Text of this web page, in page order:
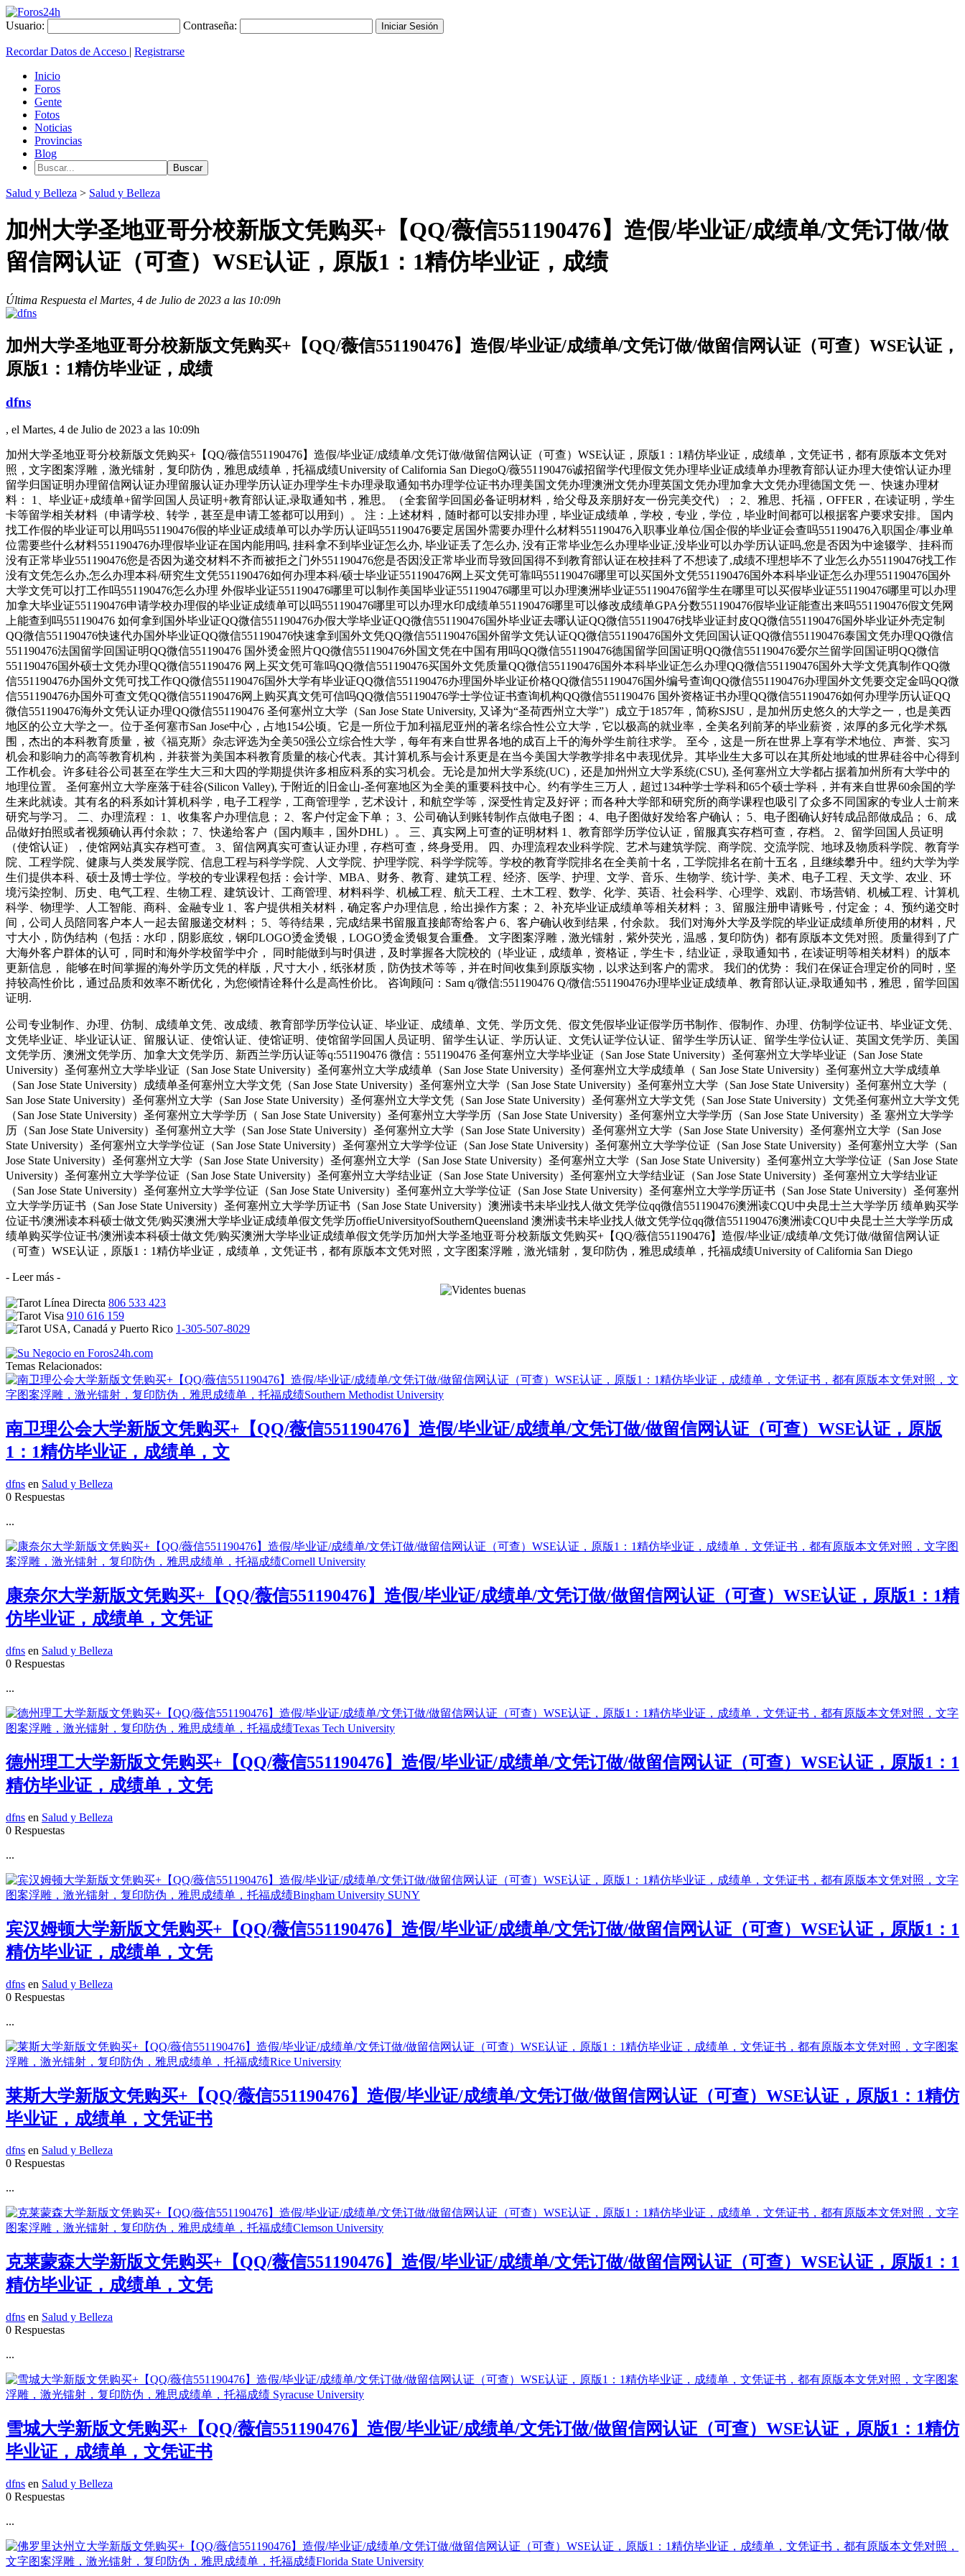
Usuario: Contraseña:
Recordar Datos de Acceso | Registrarse
Inicio
Foros
Gente
Fotos
Noticias
Provincias
Blog
Salud y Belleza > Salud y Belleza
加州大学圣地亚哥分校新版文凭购买+【QQ/薇信551190476】造假/毕业证/成绩单/文凭订做/做
留信网认证（可查）WSE认证，原版1：1精仿毕业证，成绩
Última Respuesta el Martes, 4 de Julio de 2023 a las 10:09h
加州大学圣地亚哥分校新版文凭购买+【QQ/薇信551190476】造假/毕业证/成绩单/文凭订做/做留信网认证（可查）WSE认证，
原版1：1精仿毕业证，成绩
dfns
, el Martes, 4 de Julio de 2023 a las 10:09h
加州大学圣地亚哥分校新版文凭购买+【QQ/薇信551190476】造假/毕业证/成绩单/文凭订做/做留信网认证（可查）WSE认证，原版1：1精仿毕业证，成绩单，文凭证书，都有原版本文凭对
照，文字图案浮雕，激光镭射，复印防伪，雅思成绩单，托福成绩University of California San DiegoQ/薇551190476诚招留学代理假文凭办理毕业证成绩单办理教育部认证办理大使馆认证办理
留学归国证明办理留信网认证办理留服认证办理学历认证办理学生卡办理录取通知书办理学位证书办理美国文凭办理澳洲文凭办理英国文凭办理加拿大文凭办理德国文凭 一、快速办理材
料： 1、毕业证+成绩单+留学回国人员证明+教育部认证,录取通知书，雅思。（全套留学回国必备证明材料，给父母及亲朋好友一份完美交代）； 2、雅思、托福，OFFER，在读证明，学生
卡等留学相关材料（申请学校、转学，甚至是申请工签都可以用到）。 注：上述材料，随时都可以安排办理，毕业证成绩单，学校，专业，学位，毕业时间都可以根据客户要求安排。 国内
找工作假的毕业证可以用吗551190476假的毕业证成绩单可以办学历认证吗551190476要定居国外需要办理什么材料551190476入职事业单位/国企假的毕业证会查吗551190476入职国企/事业单
位需要些什么材料551190476办理假毕业证在国内能用吗, 挂科拿不到毕业证怎么办, 毕业证丢了怎么办, 没有正常毕业怎么办理毕业证,没毕业可以办学历认证吗,您是否因为中途辍学、挂科而
没有正常毕业551190476您是否因为递交材料不齐而被拒之门外551190476您是否因没正常毕业而导致回国得不到教育部认证在校挂科了不想读了,成绩不理想毕不了业怎么办551190476找工作
没有文凭怎么办,怎么办理本科/研究生文凭551190476如何办理本科/硕士毕业证551190476网上买文凭可靠吗551190476哪里可以买国外文凭551190476国外本科毕业证怎么办理551190476国外
大学文凭可以打工作吗551190476怎么办理 外假毕业证551190476哪里可以制作美国毕业证551190476哪里可以办理澳洲毕业证551190476留学生在哪里可以买假毕业证551190476哪里可以办理
加拿大毕业证551190476申请学校办理假的毕业证成绩单可以吗551190476哪里可以办理水印成绩单551190476哪里可以修改成绩单GPA分数551190476假毕业证能查出来吗551190476假文凭网
上能查到吗551190476 如何拿到国外毕业证QQ微信551190476办假大学毕业证QQ微信551190476国外毕业证去哪认证QQ微信551190476找毕业证封皮QQ微信551190476国外毕业证外壳定制
QQ微信551190476快速代办国外毕业证QQ微信551190476快速拿到国外文凭QQ微信551190476国外留学文凭认证QQ微信551190476国外文凭回国认证QQ微信551190476泰国文凭办理QQ微信
551190476法国留学回国证明QQ微信551190476 国外烫金照片QQ微信551190476外国文凭在中国有用吗QQ微信551190476德国留学回国证明QQ微信551190476爱尔兰留学回国证明QQ微信
551190476国外硕士文凭办理QQ微信551190476 网上买文凭可靠吗QQ微信551190476买国外文凭质量QQ微信551190476国外本科毕业证怎么办理QQ微信551190476国外大学文凭真制作QQ微
信551190476办国外文凭可找工作QQ微信551190476国外大学有毕业证QQ微信551190476办理国外毕业证价格QQ微信551190476国外编号查询QQ微信551190476办理国外文凭要交定金吗QQ微
信551190476办国外可查文凭QQ微信551190476网上购买真文凭可信吗QQ微信551190476学士学位证书查询机构QQ微信551190476 国外资格证书办理QQ微信551190476如何办理学历认证QQ
微信551190476海外文凭认证办理QQ微信551190476 圣何塞州立大学（San Jose State University, 又译为“圣荷西州立大学”）成立于1857年，简称SJSU，是加州历史悠久的大学之一，也是美西
地区的公立大学之一。位于圣何塞市San Jose中心，占地154公顷。它是一所位于加利福尼亚州的著名综合性公立大学，它以极高的就业率，全美名列前茅的毕业薪资，浓厚的多元化学术氛
围，杰出的本科教育质量，被《福克斯》杂志评选为全美50强公立综合性大学，每年有来自世界各地的成百上千的海外学生前往求学。 至今，这是一所在世界上享有学术地位、声誉、实习
机会和影响力的高等教育机构，并获誉为美国本科教育质量的核心代表。其计算机系与会计系更是在当今美国大学教学排名中表现优异。其毕业生大多可以在其所处地域的世界硅谷中心得到
工作机会。许多硅谷公司甚至在学生大三和大四的学期提供许多相应科系的实习机会。无论是加州大学系统(UC)，还是加州州立大学系统(CSU), 圣何塞州立大学都占据着加州所有大学中的
地理位置。 圣何塞州立大学座落于硅谷(Silicon Valley), 于附近的旧金山-圣何塞地区为全美的重要科技中心。约有学生三万人，超过134种学士学科和65个硕士学科，并有来自世界60余国的学
生来此就读。其有名的科系如计算机科学，电子工程学，工商管理学，艺术设计，和航空学等，深受性肯定及好评；而各种大学部和研究所的商学课程也吸引了众多不同国家的专业人士前来
研究与学习。 二、办理流程： 1、收集客户办理信息； 2、客户付定金下单； 3、公司确认到账转制作点做电子图； 4、电子图做好发给客户确认； 5、电子图确认好转成品部做成品； 6、成
品做好拍照或者视频确认再付余款； 7、快递给客户（国内顺丰，国外DHL）。 三、真实网上可查的证明材料 1、教育部学历学位认证，留服真实存档可查，存档。 2、留学回国人员证明
（使馆认证），使馆网站真实存档可查。 3、留信网真实可查认证办理，存档可查，终身受用。 四、办理流程农业科学院、艺术与建筑学院、商学院、交流学院、地球及物质科学院、教育学
院、工程学院、健康与人类发展学院、信息工程与科学学院、人文学院、护理学院、科学学院等。学校的教育学院排名在全美前十名，工学院排名在前十五名，且继续攀升中。纽约大学为学
生们提供本科、硕士及博士学位。学校的专业课程包括：会计学、MBA、财务、教育、建筑工程、经济、医学、护理、文学、音乐、生物学、统计学、美术、电子工程、天文学、农业、环
境污染控制、历史、电气工程、生物工程、建筑设计、工商管理、材料科学、机械工程、航天工程、土木工程、数学、化学、英语、社会科学、心理学、戏剧、市场营销、机械工程、计算机
科学、物理学、人工智能、商科、金融专业 1、客户提供相关材料，确定客户办理信息，给出操作方案； 2、补充毕业证成绩单等相关材料； 3、留服注册申请账号，付定金； 4、预约递交时
间，公司人员陪同客户本人一起去留服递交材料； 5、等待结果，完成结果书留服直接邮寄给客户 6、客户确认收到结果，付余款。 我们对海外大学及学院的毕业证成绩单所使用的材料，尺
寸大小，防伪结构（包括：水印，阴影底纹，钢印LOGO烫金烫银，LOGO烫金烫银复合重叠。 文字图案浮雕，激光镭射，紫外荧光，温感，复印防伪）都有原版本文凭对照。质量得到了广
大海外客户群体的认可，同时和海外学校留学中介， 同时能做到与时俱进，及时掌握各大院校的（毕业证，成绩单，资格证，学生卡，结业证，录取通知书，在读证明等相关材料）的版本
更新信息， 能够在时间掌握的海外学历文凭的样版，尺寸大小，纸张材质，防伪技术等等，并在时间收集到原版实物，以求达到客户的需求。 我们的优势： 我们在保证合理定价的同时，坚
持较高性价比，通过品质和效率不断优化，为您倾情诠释什么是高性价比。 咨询顾问：Sam q/微信:551190476 Q/微信:551190476办理毕业证成绩单、教育部认证,录取通知书，雅思，留学回国
证明.
公司专业制作、办理、仿制、成绩单文凭、改成绩、教育部学历学位认证、毕业证、成绩单、文凭、学历文凭、假文凭假毕业证假学历书制作、假制作、办理、仿制学位证书、毕业证文凭、
文凭毕业证、毕业证认证、留服认证、使馆认证、使馆证明、使馆留学回国人员证明、留学生认证、学历认证、文凭认证学位认证、留学生学历认证、留学生学位认证、英国文凭学历、美国
文凭学历、澳洲文凭学历、加拿大文凭学历、新西兰学历认证等q:551190476 微信：551190476 圣何塞州立大学毕业证（San Jose State University）圣何塞州立大学毕业证（San Jose State
University）圣何塞州立大学毕业证（San Jose State University）圣何塞州立大学成绩单（San Jose State University）圣何塞州立大学成绩单（ San Jose State University）圣何塞州立大学成绩单
（San Jose State University）成绩单圣何塞州立大学文凭（San Jose State University）圣何塞州立大学（San Jose State University）圣何塞州立大学（San Jose State University）圣何塞州立大学（
San Jose State University）圣何塞州立大学（San Jose State University）圣何塞州立大学文凭（San Jose State University）圣何塞州立大学文凭（San Jose State University）文凭圣何塞州立大学文凭
（San Jose State University）圣何塞州立大学学历（ San Jose State University）圣何塞州立大学学历（San Jose State University）圣何塞州立大学学历（San Jose State University）圣 塞州立大学学
历（San Jose State University）圣何塞州立大学（San Jose State University）圣何塞州立大学（San Jose State University）圣何塞州立大学（San Jose State University）圣何塞州立大学（San Jose
State University）圣何塞州立大学学位证（San Jose State University）圣何塞州立大学学位证（San Jose State University）圣何塞州立大学学位证（San Jose State University）圣何塞州立大学（San
Jose State University）圣何塞州立大学（San Jose State University）圣何塞州立大学（San Jose State University）圣何塞州立大学（San Jose State University）圣何塞州立大学学位证（San Jose State
University）圣何塞州立大学学位证（San Jose State University）圣何塞州立大学结业证（San Jose State University）圣何塞州立大学结业证（San Jose State University）圣何塞州立大学结业证
（San Jose State University）圣何塞州立大学学位证（San Jose State University）圣何塞州立大学学位证（San Jose State University）圣何塞州立大学学历证书（San Jose State University）圣何塞州
立大学学历证书（San Jose State University）圣何塞州立大学学历证书（San Jose State University）澳洲读书未毕业找人做文凭学位qq微信551190476澳洲读CQU中央昆士兰大学学历 绩单购买学
位证书/澳洲读本科硕士做文凭/购买澳洲大学毕业证成绩单假文凭学历offieUniversityofSouthernQueensland 澳洲读书未毕业找人做文凭学位qq微信551190476澳洲读CQU中央昆士兰大学学历成
绩单购买学位证书/澳洲读本科硕士做文凭/购买澳洲大学毕业证成绩单假文凭学历加州大学圣地亚哥分校新版文凭购买+【QQ/薇信551190476】造假/毕业证/成绩单/文凭订做/做留信网认证
（可查）WSE认证，原版1：1精仿毕业证，成绩单，文凭证书，都有原版本文凭对照，文字图案浮雕，激光镭射，复印防伪，雅思成绩单，托福成绩University of California San Diego
- Leer más -
806 533 423
910 616 159
1-305-507-8029
Temas Relacionados:
南卫理公会大学新版文凭购买+【QQ/薇信551190476】造假/毕业证/成绩单/文凭订做/做留信网认证（可查）WSE认证，原版
1：1精仿毕业证，成绩单，文
dfns en Salud y Belleza
0 Respuestas
...
康奈尔大学新版文凭购买+【QQ/薇信551190476】造假/毕业证/成绩单/文凭订做/做留信网认证（可查）WSE认证，原版1：1精
仿毕业证，成绩单，文凭证
dfns en Salud y Belleza
0 Respuestas
...
德州理工大学新版文凭购买+【QQ/薇信551190476】造假/毕业证/成绩单/文凭订做/做留信网认证（可查）WSE认证，原版1：1
精仿毕业证，成绩单，文凭
dfns en Salud y Belleza
0 Respuestas
...
宾汉姆顿大学新版文凭购买+【QQ/薇信551190476】造假/毕业证/成绩单/文凭订做/做留信网认证（可查）WSE认证，原版1：1
精仿毕业证，成绩单，文凭
dfns en Salud y Belleza
0 Respuestas
...
莱斯大学新版文凭购买+【QQ/薇信551190476】造假/毕业证/成绩单/文凭订做/做留信网认证（可查）WSE认证，原版1：1精仿
毕业证，成绩单，文凭证书
dfns en Salud y Belleza
0 Respuestas
...
克莱蒙森大学新版文凭购买+【QQ/薇信551190476】造假/毕业证/成绩单/文凭订做/做留信网认证（可查）WSE认证，原版1：1
精仿毕业证，成绩单，文凭
dfns en Salud y Belleza
0 Respuestas
...
雪城大学新版文凭购买+【QQ/薇信551190476】造假/毕业证/成绩单/文凭订做/做留信网认证（可查）WSE认证，原版1：1精仿
毕业证，成绩单，文凭证书
dfns en Salud y Belleza
0 Respuestas
...